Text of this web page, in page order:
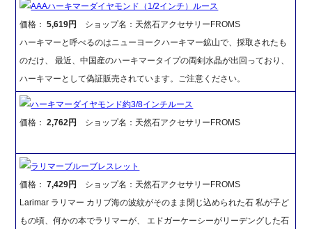
AAAハーキマーダイヤモンド（1/2インチ）ルース
価格：5,619円
ショップ名：天然石アクセサリーFROMS
ハーキマーと呼べるのはニューヨークハーキマー鉱山で、採取されたも
のだけ、 最近、中国産のハーキマータイプの両剣水晶が出回っており、
ハーキマーとして偽証販売されています。ご注意ください。
ハーキマーダイヤモンド約3/8インチルース
価格：2,762円 ショップ名：天然石アクセサリーFROMS
ラリマーブルーブレスレット
価格：7,429円
ショップ名：天然石アクセサリーFROMS
Larimar ラリマー カリブ海の波紋がそのまま閉じ込められた石 私が子ど
もの頃、何かの本でラリマーが、 エドガーケーシーがリーデングした石